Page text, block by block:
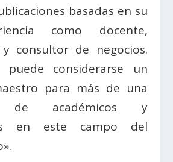
basadas en su
como docente,
y consultor de negocios.
puede considerarse un
para más de una
de académicos y
en este campo del